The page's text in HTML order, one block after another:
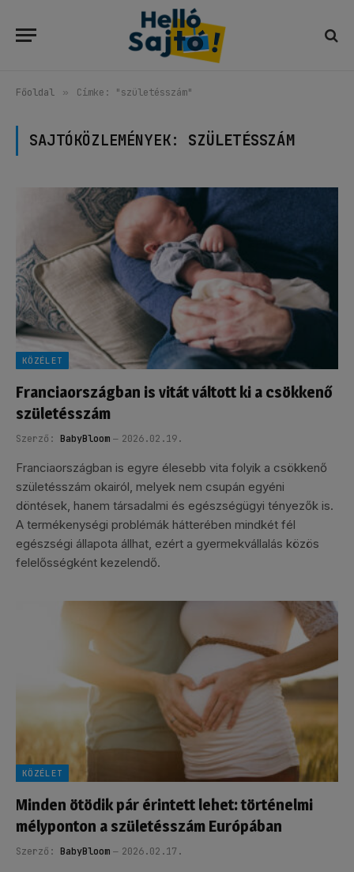
Főoldal » Címke: "születésszám"
SAJTÓKÖZLEMÉNYEK: SZÜLETÉSSZÁM
KÖZÉLET
Franciaországban is vitát váltott ki a csökkenő
születésszám
Szerző: BabyBloom 2026.02.19.
Franciaországban is egyre élesebb vita folyik a csökkenő
születésszám okairól, melyek nem csupán egyéni
döntések, hanem társadalmi és egészségügyi tényezők is.
A termékenységi problémák hátterében mindkét fél
egészségi állapota állhat, ezért a gyermekvállalás közös
felelősségként kezelendő.
KÖZÉLET
Minden ötödik pár érintett lehet: történelmi
mélyponton a születésszám Európában
Szerző: BabyBloom 2026.02.17.